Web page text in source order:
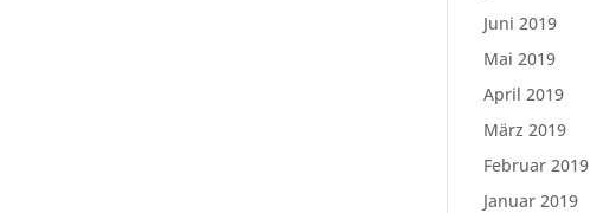
Juni 2019
Mai 2019
April 2019
März 2019
Februar 2019
Januar 2019